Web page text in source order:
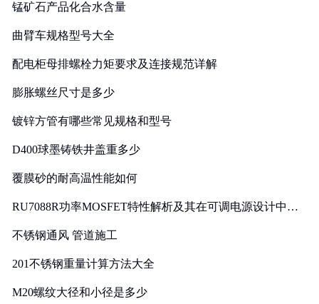
锰矿石产品化合水含量
曲臂车规格型号大全
配电柜母排螺栓力矩要求及连接规范详解
膨胀螺丝尺寸是多少
镀锌方管有哪些常见规格和型号
D400球墨铸铁井盖重多少
覆膜砂的耐高温性能如何
RU7088R功率MOSFET特性解析及其在可调电源设计中的
不锈钢通风 管道施工
201不锈钢重量计算方法大全
M20螺纹大径和小径是多少